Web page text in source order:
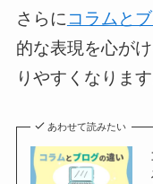
さらに コラムと
的な表現を心が
りやすくなります
あわせて読みたい